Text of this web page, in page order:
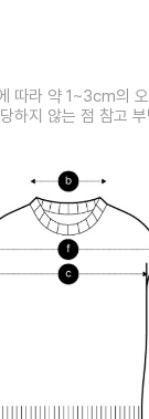
따라 약 1~3cm의
하지 않는 점 참고